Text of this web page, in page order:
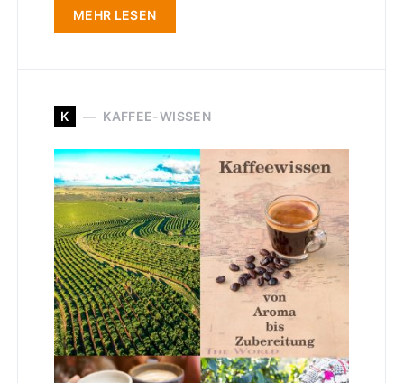
MEHR LESEN
K KAFFEE-WISSEN